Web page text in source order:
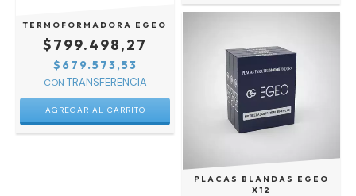
TERMOFORMADORA EGEO
$799.498,27
$679.573,53
CON
PLACAS BLANDAS EGEO
X12